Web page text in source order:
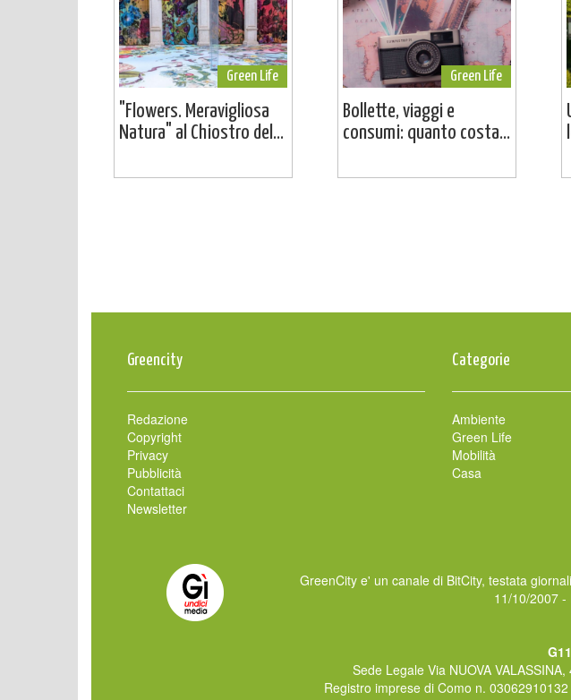
Green Life
"Flowers. Meravigliosa
Natura" al Chiostro del...
Green Life
Bollette, viaggi e
consumi: quanto costa...
Greencity
Redazione
Copyright
Privacy
Pubblicità
Contattaci
Newsletter
Categorie
Ambiente
Green Life
Mobilità
Casa
GreenCity e' un canale di BitCity, testata
11/10/2007 -
Sede Legale Via NUOVA
Registro imprese di Como n.